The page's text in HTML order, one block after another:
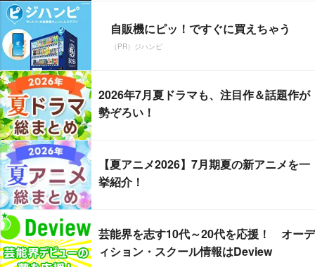
自販機にピッ！ですぐに買えちゃう
（PR）ジハンピ
2026年7月夏ドラマも、注目作＆話題作が
勢ぞろい！
【夏アニメ2026】7月期夏の新アニメを一
挙紹介！
芸能界を志す10代～20代を応援！ オーデ
ィション・スクール情報はDeview